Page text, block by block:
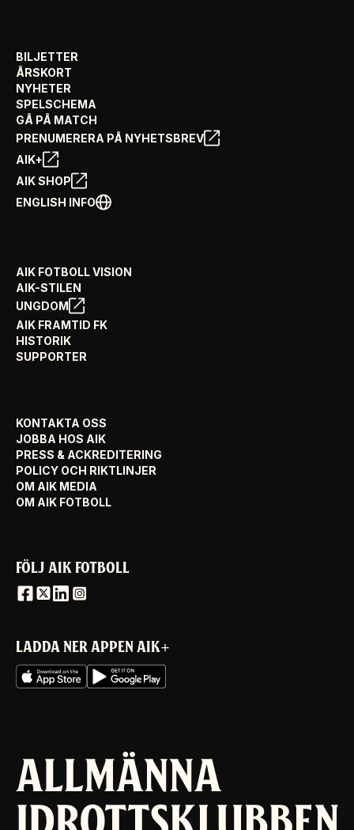
BILJETTER
ÅRSKORT
NYHETER
SPELSCHEMA
GÅ PÅ MATCH
PRENUMERERA PÅ NYHETSBREV
AIK+
AIK SHOP
ENGLISH INFO
AIK FOTBOLL VISION
AIK-STILEN
UNGDOM
AIK FRAMTID FK
HISTORIK
SUPPORTER
KONTAKTA OSS
JOBBA HOS AIK
PRESS & ACKREDITERING
POLICY OCH RIKTLINJER
OM AIK MEDIA
OM AIK FOTBOLL
FÖLJ AIK FOTBOLL
LADDA NER APPEN AIK+